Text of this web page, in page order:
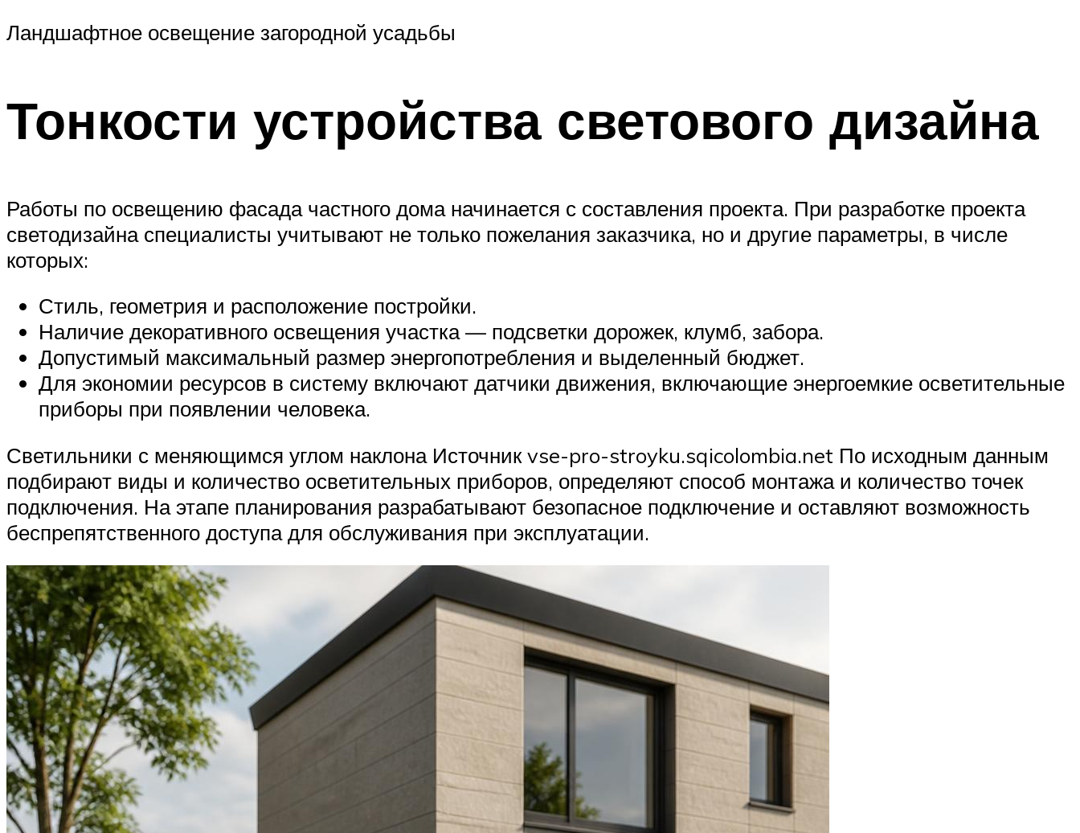
Ландшафтное освещение загородной усадьбы
Тонкости устройства светового дизайна
Работы по освещению фасада частного дома начинается с составления проекта. При разработке проекта
светодизайна специалисты учитывают не только пожелания заказчика, но и другие параметры, в числе
которых:
Стиль, геометрия и расположение постройки.
Наличие декоративного освещения участка — подсветки дорожек, клумб, забора.
Допустимый максимальный размер энергопотребления и выделенный бюджет.
Для экономии ресурсов в систему включают датчики движения, включающие энергоемкие осветительные
приборы при появлении человека.
Светильники с меняющимся углом наклона Источник vse-pro-stroyku.sqicolombia.net По исходным данным
подбирают виды и количество осветительных приборов, определяют способ монтажа и количество точек
подключения. На этапе планирования разрабатывают безопасное подключение и оставляют возможность
беспрепятственного доступа для обслуживания при эксплуатации.